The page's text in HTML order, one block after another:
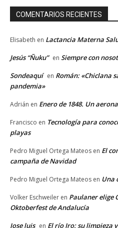
COMENTARIOS RECIENTES
Elisabeth en Lactancia Materna
Jesús “Ñuku” en Siempre con
Sondeaquí en Román: «Chiclana
pandemia»
Adrián en Enero de 1848. Un
Francisco en Tecnología para
playas
Pedro Miguel Ortega Mateos en El
campaña de Navidad
Pedro Miguel Ortega Mateos en Una
Volker Eschweiler en Paulaner elige
Oktoberfest de Andalucía
Jose luis en El río Iro: su limpieza